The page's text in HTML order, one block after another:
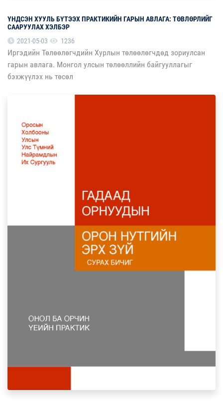
ҮНДСЭН ХУУЛЬ БҮТЭЭХ ПРАКТИКИЙН ГАРЫН АВЛАГА: ТӨВЛӨРЛИЙГ
СААРУУЛАХ ХЭЛБЭР
2021-05-03
1236
Иргэдийн Төлөөлөгчдийн Хурлын төлөөлөгчдөд зориулсан
гарын авлага. Монгол улсын төлөөллийн байгууллагыг
бэхжүүлэх нь төсөл